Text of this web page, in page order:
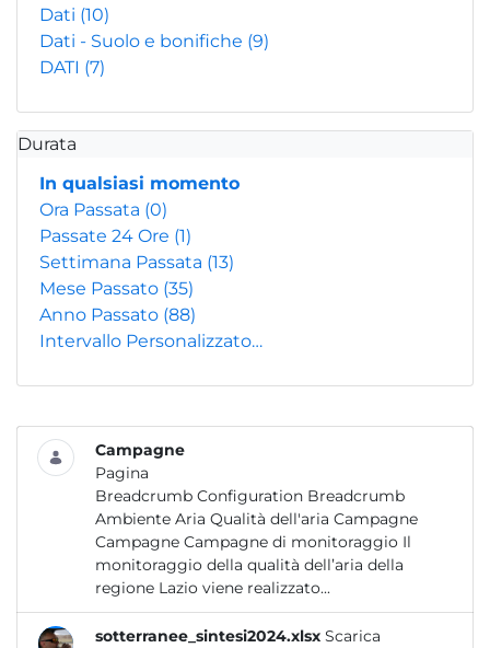
Dati (10)
Dati - Suolo e bonifiche (9)
DATI (7)
Durata
In qualsiasi momento
Ora Passata (0)
Passate 24 Ore (1)
Settimana Passata (13)
Mese Passato (35)
Anno Passato (88)
Intervallo Personalizzato…
Campagne
Pagina
Breadcrumb Configuration Breadcrumb
Ambiente Aria Qualità dell'aria Campagne
Campagne Campagne di monitoraggio Il
monitoraggio della qualità dell’aria della
regione Lazio viene realizzato...
sotterranee_sintesi2024.xlsx Scarica